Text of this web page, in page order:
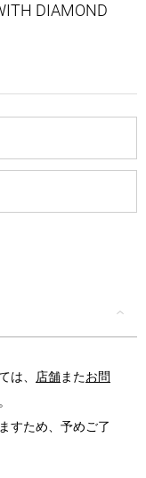
DIAMOND
は、 店舗またお問
すため、予めご了